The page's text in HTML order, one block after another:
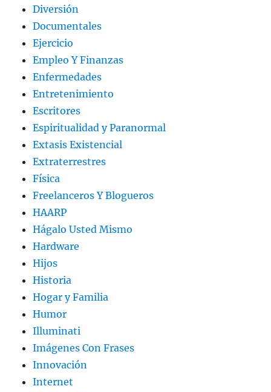
Diversión
Documentales
Ejercicio
Empleo Y Finanzas
Enfermedades
Entretenimiento
Escritores
Espiritualidad y Paranormal
Extasis Existencial
Extraterrestres
Física
Freelanceros Y Blogueros
HAARP
Hágalo Usted Mismo
Hardware
Hijos
Historia
Hogar y Familia
Humor
Illuminati
Imágenes Con Frases
Innovación
Internet